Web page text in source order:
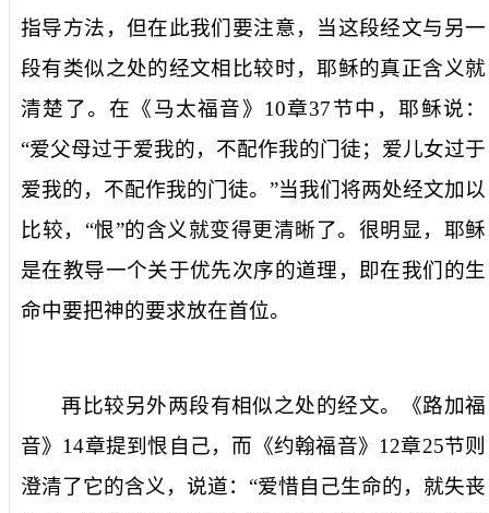
指导方法，但在此我们要注意，当这段经文与另一
段有类似之处的经文相比较时，耶稣的真正含义就
清楚了。在《马太福音》 10章37节中，耶稣说：
“爱父母过于爱我的，不配作我的门徒；爱儿女过于
爱我的，不配作我的门徒。”当我们将两处经文加以
比较，“恨”的含义就变得更清晰了。很明显，耶稣
是在教导一个关于优先次序的道理，即在我们的生
命中要把神的要求放在首位。
再比较另外两段有相似之处的经文。《路加福
音》 14章提到恨自己，而《约翰福音》 12章25节则
澄清了它的含义，说道：“爱惜自己生命的，就失丧